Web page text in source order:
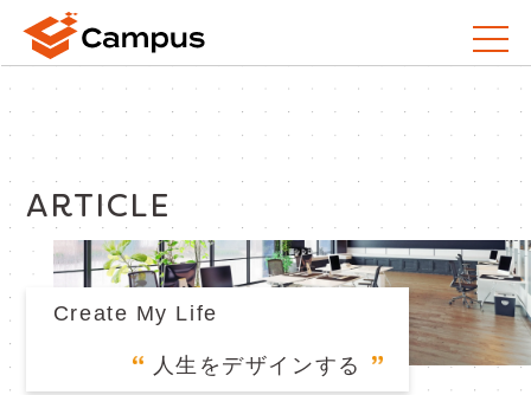
ARTICLE
Create My Life
人生をデザインする